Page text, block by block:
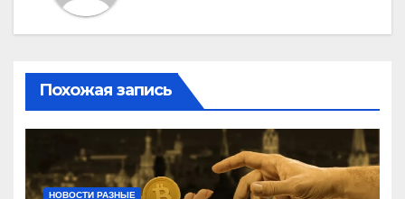
Похожая запись
НОВОСТИ РАЗНЫЕ